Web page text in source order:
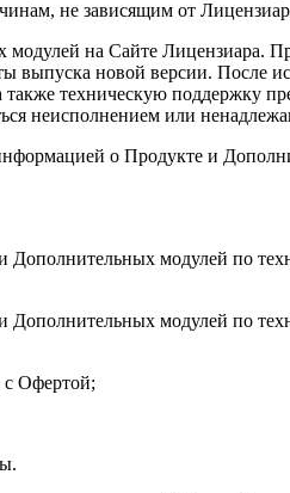
не зависящим от
на Сайте Лицензиара.
новой версии. После
техническую поддержку
неисполнением или
о Продукте и
Дополнительных модулей по
Дополнительных модулей по
с Офертой;